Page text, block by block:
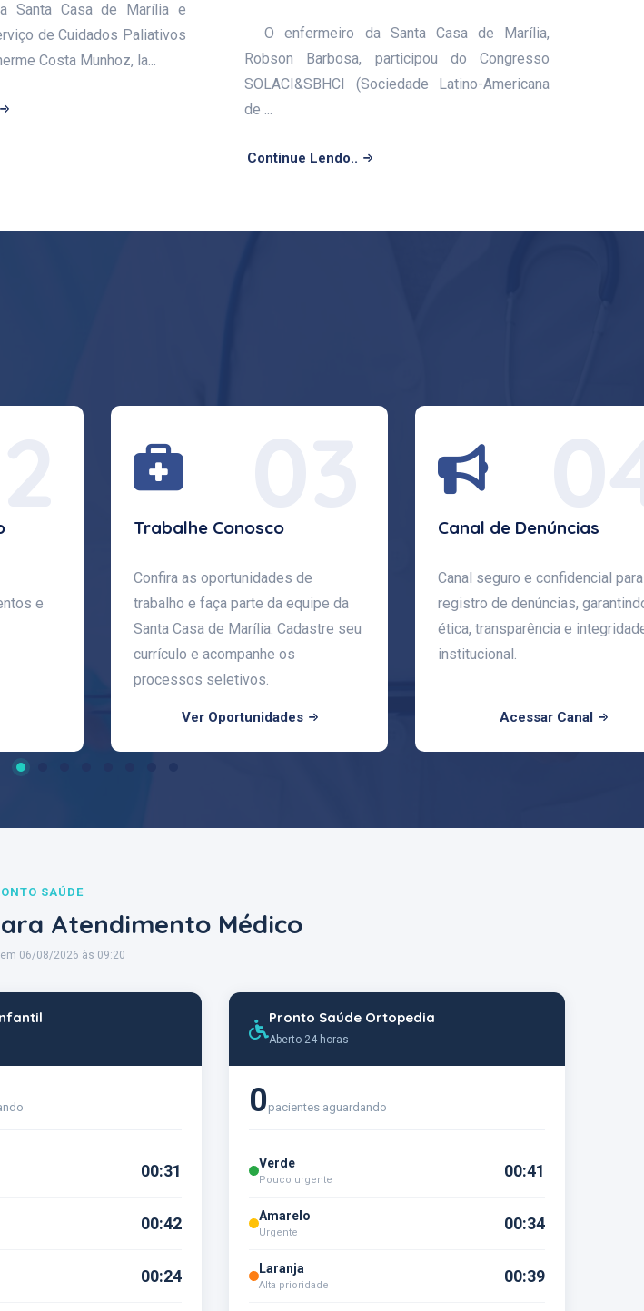
Casa de Marília e
de Cuidados Paliativos
Costa Munhoz, la...
O enfermeiro da Santa Casa de Marília,
Robson Barbosa, participou do Congresso
SOLACI&SBHCI (Sociedade Latino-Americana
de ...
Continue Lendo..
e
Trabalhe Conosco
Confira as oportunidades de
trabalho e faça parte da equipe da
Santa Casa de Marília. Cadastre seu
currículo e acompanhe os
processos seletivos.
Ver Oportunidades
Canal de Denúncias
Canal seguro e confidencial
registro de denúncias,
ética, transparência e
institucional.
Acessar Canal
SAÚDE
Atendimento Médico
06/08/2026 às 09:20
00:31
00:42
00:24
Pronto Saúde Ortopedia
Aberto 24 horas
0 pacientes aguardando
Verde
Pouco urgente 00:41
Amarelo
Urgente 00:34
Laranja
Alta prioridade 00:39